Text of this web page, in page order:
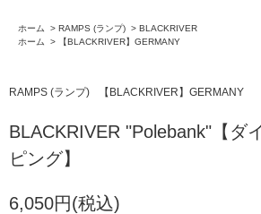
ホーム > RAMPS (ランプ) > BLACKRIVER
ホーム
> 【BLACKRIVER】GERMANY
RAMPS (ランプ) 【BLACKRIVER】GERMANY
BLACKRIVER "Polebank"【ダ
ピング】
6,050円(税込)